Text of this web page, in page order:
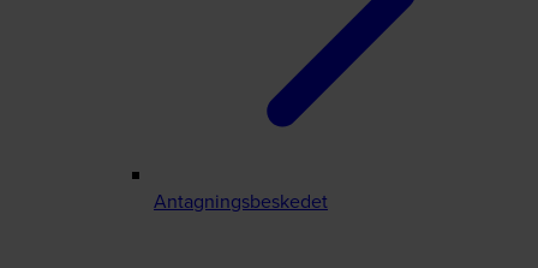
Antagningsbeskedet